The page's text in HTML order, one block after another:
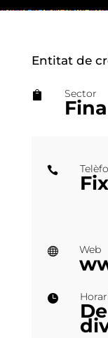
Entitat de
 Sector

 Web
